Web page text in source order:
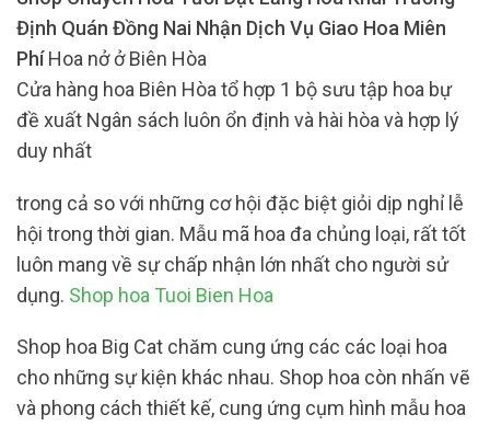
Định Quán Đồng Nai Nhận Dịch Vụ Giao Hoa Miên
PhíHoa nở ở Biên Hòa
Cửa hàng hoa Biên Hòa tổ hợp 1 bộ sưu tập hoa bự
đề xuất Ngân sách luôn ổn định và hài hòa và hợp lý
duy nhất
trong cả so với những cơ hội đặc biệt giỏi dịp nghỉ lễ
hội trong thời gian. Mẫu mã hoa đa chủng loại, rất tốt
luôn mang về sự chấp nhận lớn nhất cho người sử
dụng. Shop hoa Tuoi Bien Hoa
Shop hoa Big Cat chăm cung ứng các các loại hoa
cho những sự kiện khác nhau. Shop hoa còn nhấn vẽ
và phong cách thiết kế, cung ứng cụm hình mẫu hoa